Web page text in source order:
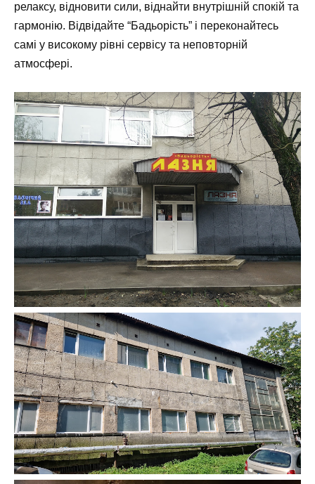
релаксу, відновити сили, віднайти внутрішній спокій та
гармонію. Відвідайте “Бадьорість” і переконайтесь
самі у високому рівні сервісу та неповторній
атмосфері.